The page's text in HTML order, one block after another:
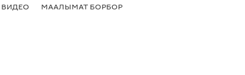
ВИДЕО МААЛЫМАТ БОРБОР